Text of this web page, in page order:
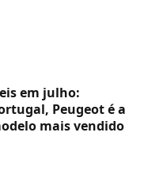
em julho:
Peugeot é a
mais vendido